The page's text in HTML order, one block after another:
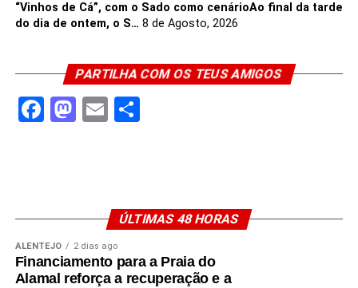
Capacete de Vicente (2026). Foto: Filipe Cairrão
ao desporto e a grandes figuras do automobilismo.
Desenhado por Rodrigo Batalha, o grafismo azul e
branco que o acompanha desde os primeiros quilómetros
“Vinhos de Cá”, com o Sado como cenárioAo final da tarde
do dia de ontem, o S… 8 de Agosto, 2026
PARTILHA COM OS TEUS AMIGOS
Facebook
Mastodon
EmailShare
ÚLTIMAS 48 HORAS
ALENTEJO 2 dias ago
Financiamento para a Praia do
Alamal reforça a recuperação e a